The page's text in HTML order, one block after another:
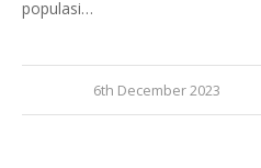
populasi…
6th December 2023